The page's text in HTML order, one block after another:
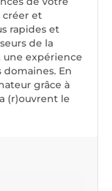
créer et
rapides et
de la
expérience
En
grâce à
(r)ouvrent le